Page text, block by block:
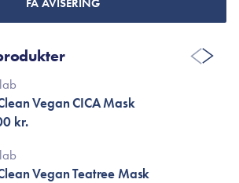
FÅ AVISERING
Vegan CICA Mask
kr.
Vegan Teatree Mask